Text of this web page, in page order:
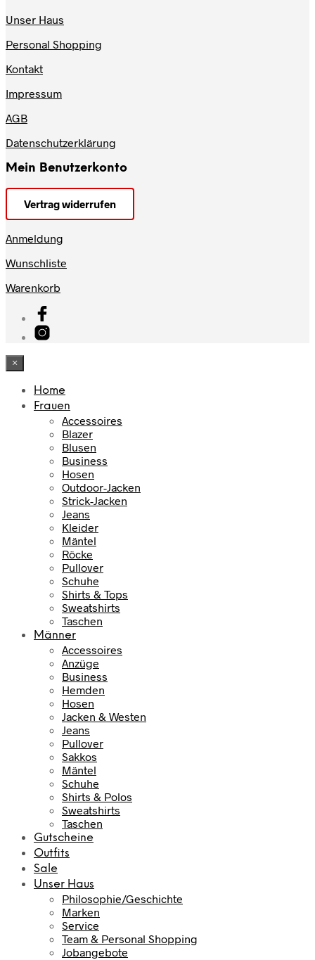
Unser Haus
Personal Shopping
Kontakt
Impressum
AGB
Datenschutzerklärung
Mein Benutzerkonto
Vertrag widerrufen
Anmeldung
Wunschliste
Warenkorb
×
Home
Frauen
Accessoires
Blazer
Blusen
Business
Hosen
Outdoor-Jacken
Strick-Jacken
Jeans
Kleider
Mäntel
Röcke
Pullover
Schuhe
Shirts & Tops
Sweatshirts
Taschen
Männer
Accessoires
Anzüge
Business
Hemden
Hosen
Jacken & Westen
Jeans
Pullover
Sakkos
Mäntel
Schuhe
Shirts & Polos
Sweatshirts
Taschen
Gutscheine
Outfits
Sale
Unser Haus
Philosophie/Geschichte
Marken
Service
Team & Personal Shopping
Jobangebote